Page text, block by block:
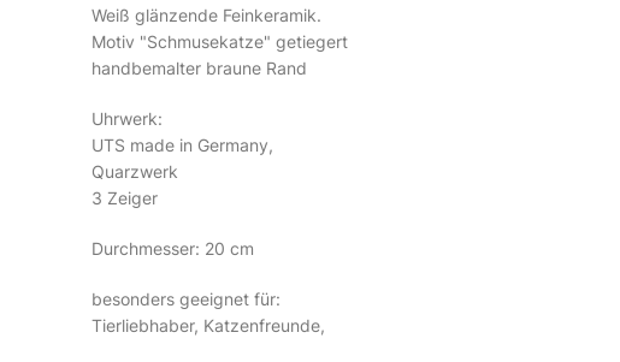
Weiß glänzende Feinkeramik.
Motiv "Schmusekatze" getiegert
handbemalter braune Rand
Uhrwerk:
UTS made in Germany,
Quarzwerk
3 Zeiger
Durchmesser: 20 cm
besonders geeignet für:
Tierliebhaber, Katzenfreunde,